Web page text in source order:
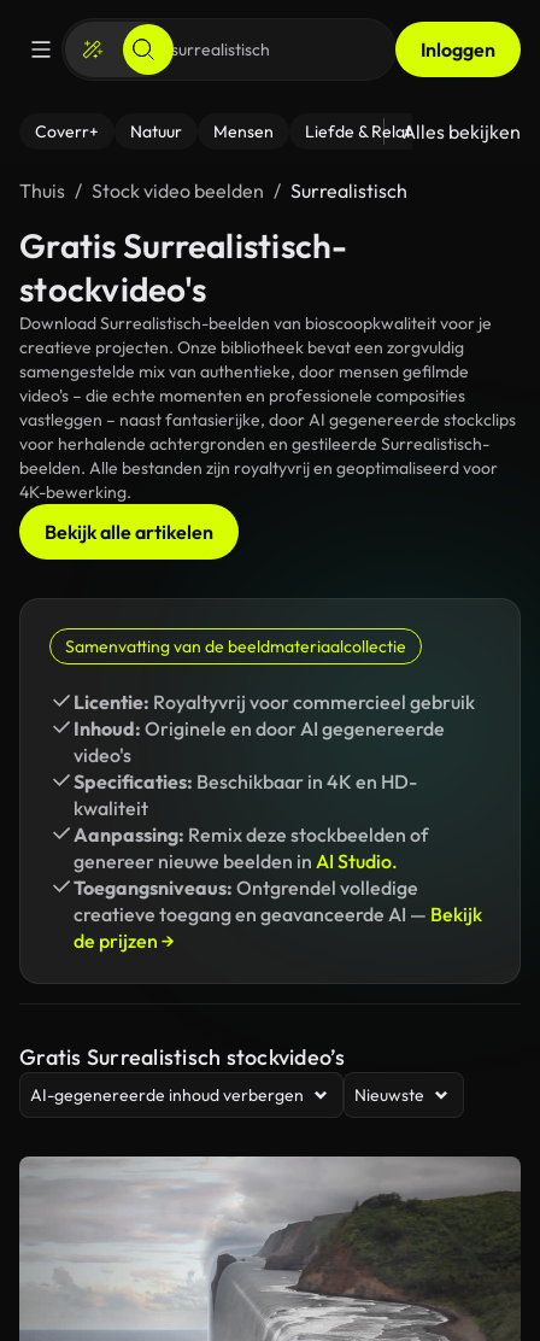
Inloggen
Coverr+ Natuur Mensen Liefde & Relaties - Fitness
Alles bekijken
Thuis Stock video beelden Surrealistisch
Gratis Surrealistisch-
stockvideo's
Download Surrealistisch-beelden van bioscoopkwaliteit voor je
creatieve projecten. Onze bibliotheek bevat een zorgvuldig
samengestelde mix van authentieke, door mensen gefilmde
video's – die echte momenten en professionele composities
vastleggen – naast fantasierijke, door AI gegenereerde stockclips
voor herhalende achtergronden en gestileerde Surrealistisch-
beelden. Alle bestanden zijn royaltyvrij en geoptimaliseerd voor
4K-bewerking.
Bekijk alle artikelen
Samenvatting van de beeldmateriaalcollectie
Licentie: Royaltyvrij voor commercieel gebruik
Inhoud: Originele en door AI gegenereerde
video's
Specificaties: Beschikbaar in 4K en HD-
kwaliteit
Aanpassing: Remix deze stockbeelden of
genereer nieuwe beelden in AI Studio.
Toegangsniveaus: Ontgrendel volledige
creatieve toegang en geavanceerde AI — Bekijk
de prijzen →
Gratis Surrealistisch stockvideo’s
AI-gegenereerde inhoud verbergen Nieuwste